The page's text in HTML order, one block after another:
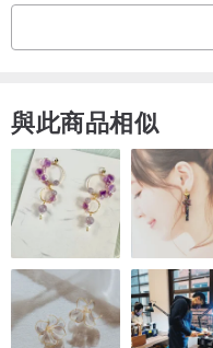
與此商品相似